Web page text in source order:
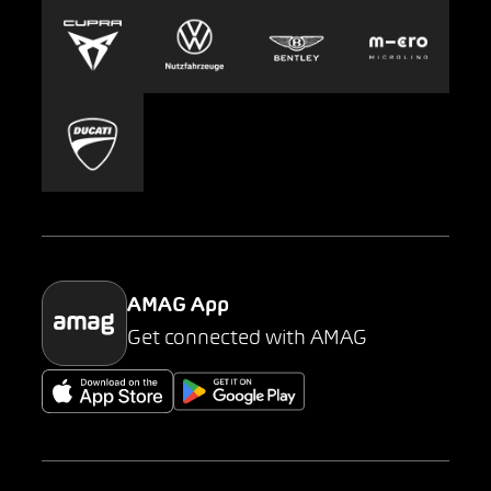
Europcar
Carsharing
Mobility-as-a-Service
Parking
Presse
AMAG App
Get connected with AMAG